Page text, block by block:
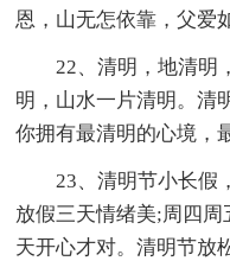
恩，山无怎依靠，父爱
22、清明，地清明
明，山水一片清明。清
你拥有最清明的心境，
23、清明节小长假
放假三天情绪美;周四
天开心才对。清明节放